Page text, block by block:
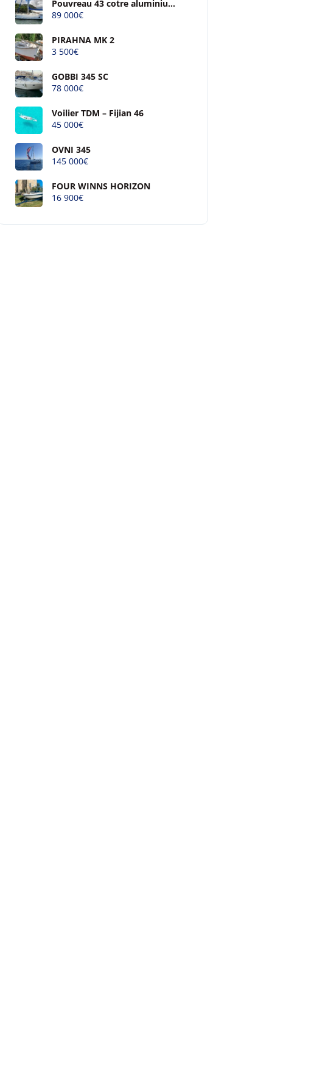
Pouvreau 43 cotre aluminium
à quille relevable
89 000€
PIRAHNA MK 2
3 500€
GOBBI 345 SC
78 000€
Voilier TDM – Fijian 46
45 000€
OVNI 345
145 000€
FOUR WINNS HORIZON
16 900€